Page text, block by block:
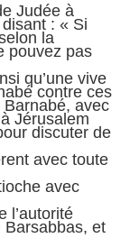
Judée à
: « Si
la
pouvez pas
qu’une vive
contre ces
avec
Jérusalem
discuter de
avec toute
avec
l’autorité
Barsabbas, et